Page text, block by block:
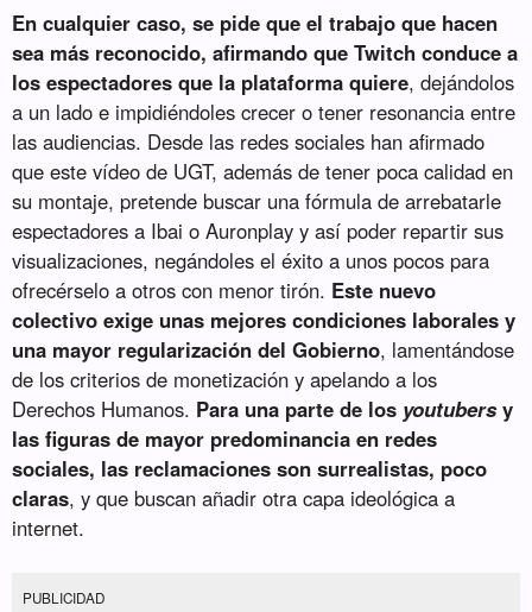
En cualquier caso, se pide que el trabajo que hacen
sea más reconocido, afirmando que Twitch conduce a
los espectadores que la plataforma quiere, dejándolos
a un lado e impidiéndoles crecer o tener resonancia entre
las audiencias. Desde las redes sociales han afirmado
que este vídeo de UGT, además de tener poca calidad en
su montaje, pretende buscar una fórmula de arrebatarle
espectadores a Ibai o Auronplay y así poder repartir sus
visualizaciones, negándoles el éxito a unos pocos para
ofrecérselo a otros con menor tirón. Este nuevo
colectivo exige unas mejores condiciones laborales y
una mayor regularización del Gobierno, lamentándose
de los criterios de monetización y apelando a los
Derechos Humanos. Para una parte de los youtubersy
las figuras de mayor predominancia en redes
sociales, las reclamaciones son surrealistas, poco
claras, y que buscan añadir otra capa ideológica a
internet.
PUBLICIDAD